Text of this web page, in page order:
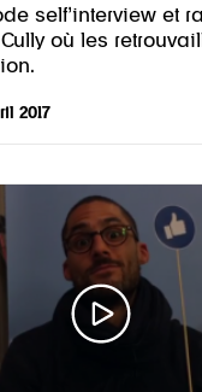
self’interview et
où les
2017